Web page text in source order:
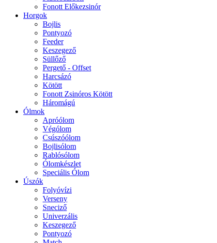
Fonott Előkezsinór
Horgok
Bojlis
Pontyozó
Feeder
Keszegező
Süllőző
Pergető - Offset
Harcsázó
Kötött
Fonott Zsinóros Kötött
Háromágú
Ólmok
Apróólom
Végólom
Csúszóólom
Bojlisólom
Rablósólom
Ólomkészlet
Speciális Ólom
Úszók
Folyóvízi
Verseny
Sneciző
Univerzális
Keszegező
Pontyozó